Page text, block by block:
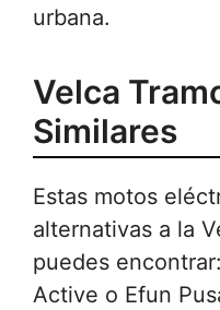
urbana.
Velca
Similares
Estas motos
alternativas a la
puedes
Active o Efun